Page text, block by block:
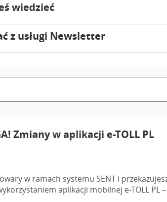
wiedzieć
z usługi Newsletter
Zmiany w aplikacji e-TOLL PL
w ramach systemu SENT i
aplikacji mobilnej e-TOLL PL